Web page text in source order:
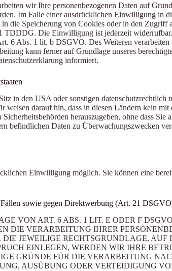
wir Ihre personenbezogenen Daten auf
Im Falle einer ausdrücklichen Einwilligung in
die Speicherung von Cookies oder in den
TDDDG. Die Einwilligung ist jederzeit
6 Abs. 1 lit. b DSGVO. Des Weiteren
kann ferner auf Grundlage unseres
informiert.
in den USA oder sonstigen
weisen darauf hin, dass in diesen Ländern kein
herauszugeben, ohne dass
befindlichen Daten zu Überwachungszwecken
Einwilligung möglich. Sie können eine
Fällen sowie gegen Direktwerbung (Art. 21
VON ART. 6 ABS. 1 LIT. E ODER F
DIE VERARBEITUNG IHRER
JEWEILIGE RECHTSGRUNDLAGE,
EINLEGEN, WERDEN WIR IHRE
GRÜNDE FÜR DIE VERARBEITUNG
AUSÜBUNG ODER VERTEIDIGUNG